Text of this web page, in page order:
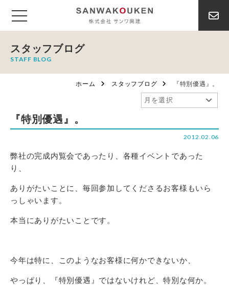
スタッフブログ
STAFF BLOG
ホーム スタッフブログ 『特別優遇』。
『特別優遇』。
2012.02.06
弊社の完成内覧会であったり、各種イベントであった
り、
ありがたいことに、毎回参加してくださるお客様もいら
っしゃいます。
本当にありがたいことです。
今年は特に、このようなお客様に何かできないか、
やっぱり、『特別優遇』ではないけれど、特別な何か。